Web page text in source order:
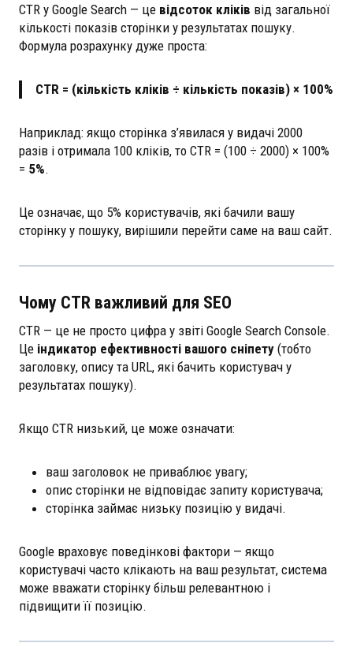
CTR у Google Search — це відсоток кліків від загальної
кількості показів сторінки у результатах пошуку.
Формула розрахунку дуже проста:
CTR = (кількість кліків ÷ кількість показів) × 100%
Наприклад: якщо сторінка з’явилася у видачі 2000
разів і отримала 100 кліків, то CTR = (100 ÷ 2000) × 100%
= 5%.
Це означає, що 5% користувачів, які бачили вашу
сторінку у пошуку, вирішили перейти саме на ваш сайт.
Чому CTR важливий для SEO
CTR — це не просто цифра у звіті Google Search Console.
Це індикатор ефективності вашого сніпету (тобто
заголовку, опису та URL, які бачить користувач у
результатах пошуку).
Якщо CTR низький, це може означати:
ваш заголовок не приваблює увагу;
опис сторінки не відповідає запиту користувача;
сторінка займає низьку позицію у видачі.
Google враховує поведінкові фактори — якщо
користувачі часто клікають на ваш результат, система
може вважати сторінку більш релевантною і
підвищити її позицію.